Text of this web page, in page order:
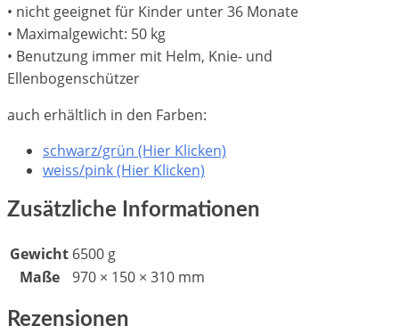
• nicht geeignet für Kinder unter 36 Monate
• Maximalgewicht: 50 kg
• Benutzung immer mit Helm, Knie- und
Ellenbogenschützer
auch erhältlich in den Farben:
schwarz/grün (Hier Klicken)
weiss/pink (Hier Klicken)
Zusätzliche Informationen
Gewicht 6500 g
Maße
970 × 150 × 310 mm
Rezensionen